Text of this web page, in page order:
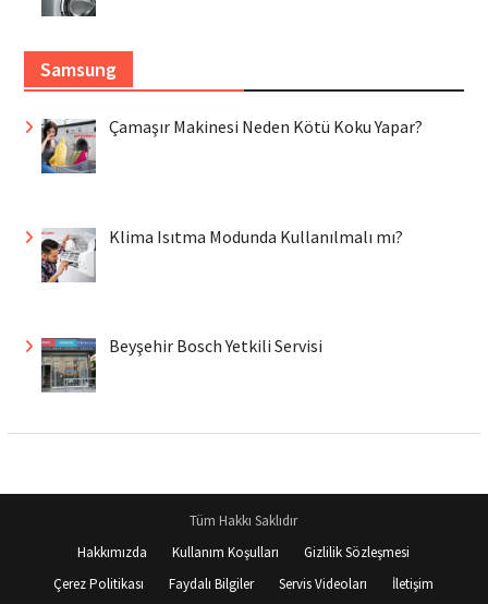
Samsung
Çamaşır Makinesi Neden Kötü Koku Yapar?
Klima Isıtma Modunda Kullanılmalı mı?
Beyşehir Bosch Yetkili Servisi
Tüm Hakkı Saklıdır
Hakkımızda
Kullanım Koşulları
Gizlilik Sözleşmesi
Çerez Politikası
Faydalı Bilgiler Servis Videoları İletişim